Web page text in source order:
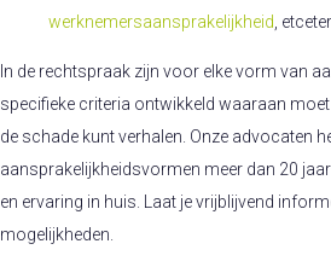
werknemersaansprakelijkheid ,
In de rechtspraak zijn voor elke vorm van
specifieke criteria ontwikkeld waaraan
de schade kunt verhalen. Onze advocaten
aansprakelijkheidsvormen meer dan 20
en ervaring in huis. Laat je vrijblijvend
mogelijkheden.